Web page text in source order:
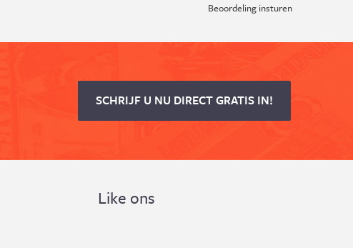
Beoordeling insturen
SCHRIJF U NU DIRECT GRATIS IN!
Like ons